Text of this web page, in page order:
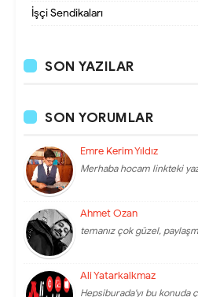
İşçi Sendikaları
SON YAZILAR
SON YORUMLAR
Emre Kerim Yıldız
Merhaba hocam linkteki
Ahmet Ozan
temanız çok güzel,
Ali Yatarkalkmaz
Hepsiburada'yı bu konuda